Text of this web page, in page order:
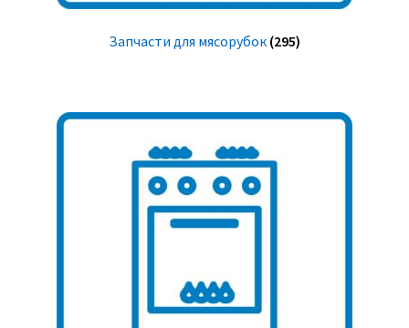
Запчасти для мясорубок (295)